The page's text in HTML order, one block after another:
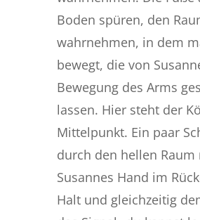
Boden spüren, den
wahrnehmen, in dem
bewegt, die von
Bewegung des Arms
lassen. Hier steht der
Mittelpunkt. Ein paar
durch den hellen Raum
Susannes Hand im
Halt und gleichzeitig